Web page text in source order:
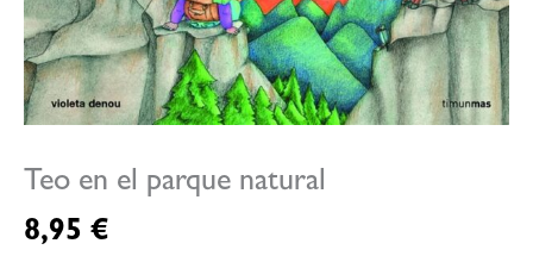
Teo en el parque natural
8,95 €